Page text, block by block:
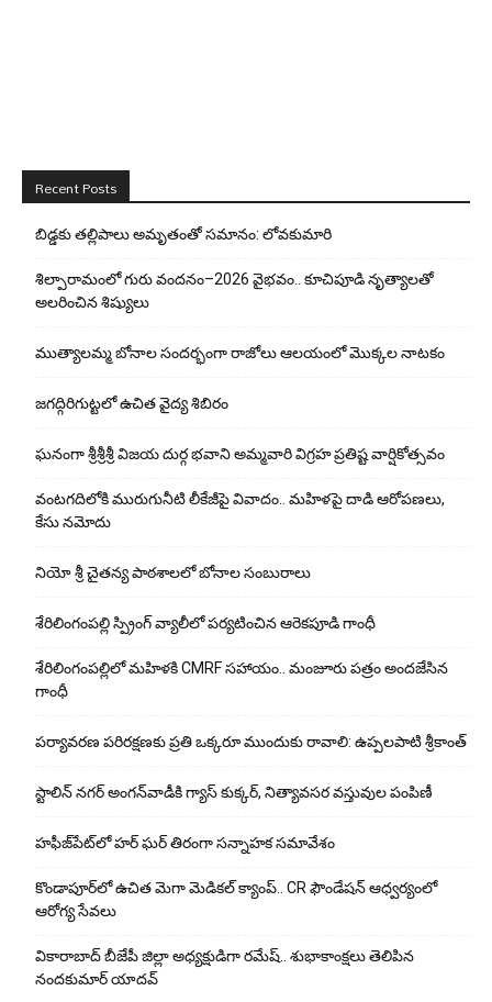
Recent Posts
బిడ్డ‌కు త‌ల్లిపాలు అమృతంతో స‌మానం: లోవ‌కుమారి
శిల్పారామంలో గురు వందనం–2026 వైభవం.. కూచిపూడి నృత్యాలతో
అలరించిన శిష్యులు
ముత్యాలమ్మ బోనాల సందర్భంగా రాజోలు ఆలయంలో మొక్కల నాటకం
జగద్గిరిగుట్టలో ఉచిత వైద్య శిబిరం
ఘనంగా శ్రీశ్రీశ్రీ విజయ దుర్గ భవాని అమ్మవారి విగ్రహ ప్రతిష్ట వార్షికోత్సవం
వంటగదిలోకి మురుగునీటి లీకేజీపై వివాదం.. మహిళపై దాడి ఆరోపణలు,
కేసు నమోదు
నియో శ్రీ చైతన్య పాఠశాలలో బోనాల సంబురాలు
శేరిలింగంపల్లి స్ప్రింగ్ వ్యాలీలో పర్యటించిన ఆరెకపూడి గాంధీ
శేరిలింగంపల్లిలో మ‌హిళ‌కి CMRF స‌హాయం.. మంజూరు పత్రం అందజేసిన
గాంధీ
పర్యావరణ పరిరక్షణకు ప్రతి ఒక్కరూ ముందుకు రావాలి: ఉప్పలపాటి శ్రీకాంత్
స్టాలిన్ నగర్ అంగన్‌వాడీకి గ్యాస్ కుక్కర్, నిత్యావసర వస్తువుల పంపిణీ
హఫీజ్‌పేట్‌లో హర్ ఘర్ తిరంగా సన్నాహక సమావేశం
కొండాపూర్‌లో ఉచిత మెగా మెడికల్ క్యాంప్.. CR ఫౌండేషన్ ఆధ్వర్యంలో
ఆరోగ్య సేవలు
వికారాబాద్ బీజేపీ జిల్లా అధ్యక్షుడిగా రమేష్‌.. శుభాకాంక్షలు తెలిపిన
నందకుమార్ యాదవ్